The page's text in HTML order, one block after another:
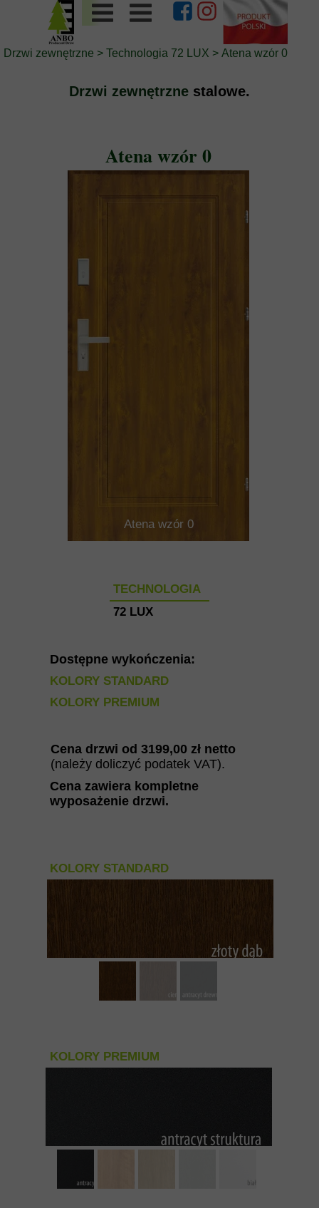
Drzwi zewnętrzne > Technologia 72 LUX > Atena wzór 0
KOLORY PREMIUM
Cena zawiera kompletne
wyposażenie drzwi.
Cena drzwi od 3199,00 zł netto
(należy doliczyć podatek VAT).
KOLORY PREMIUM
KOLORY STANDARD
Dostępne wykończenia:
72 LUX
TECHNOLOGIA
KOLORY STANDARD
Drzwi zewnętrzne stalowe.
Atena wzór 0
Atena wzór 0